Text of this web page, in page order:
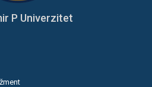
P Univerzitet